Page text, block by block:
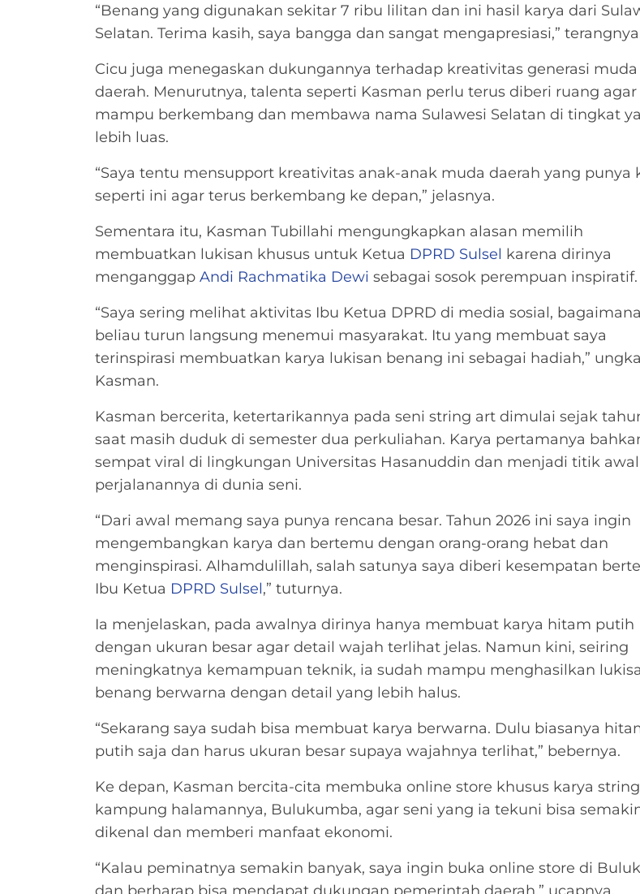
“Benang yang digunakan sekitar 7 ribu lilitan dan ini hasil karya dari
Selatan. Terima kasih, saya bangga dan sangat mengapresiasi,”
Cicu juga menegaskan dukungannya terhadap kreativitas generasi muda
daerah. Menurutnya, talenta seperti Kasman perlu terus diberi ruang agar
mampu berkembang dan membawa nama Sulawesi Selatan di tingkat
lebih luas.
“Saya tentu mensupport kreativitas anak-anak muda daerah yang punya
seperti ini agar terus berkembang ke depan,” jelasnya.
Sementara itu, Kasman Tubillahi mengungkapkan alasan memilih
membuatkan lukisan khusus untuk Ketua DPRD Sulsel karena dirinya
menganggap Andi Rachmatika Dewi sebagai sosok perempuan inspiratif.
“Saya sering melihat aktivitas Ibu Ketua DPRD di media sosial, bagaimana
beliau turun langsung menemui masyarakat. Itu yang membuat saya
terinspirasi membuatkan karya lukisan benang ini sebagai hadiah,”
Kasman.
Kasman bercerita, ketertarikannya pada seni string art dimulai sejak
saat masih duduk di semester dua perkuliahan. Karya pertamanya
sempat viral di lingkungan Universitas Hasanuddin dan menjadi titik awal
perjalanannya di dunia seni.
“Dari awal memang saya punya rencana besar. Tahun 2026 ini saya ingin
mengembangkan karya dan bertemu dengan orang-orang hebat dan
menginspirasi. Alhamdulillah, salah satunya saya diberi kesempatan
Ibu Ketua DPRD Sulsel,” tuturnya.
Ia menjelaskan, pada awalnya dirinya hanya membuat karya hitam putih
dengan ukuran besar agar detail wajah terlihat jelas. Namun kini, seiring
meningkatnya kemampuan teknik, ia sudah mampu menghasilkan
benang berwarna dengan detail yang lebih halus.
“Sekarang saya sudah bisa membuat karya berwarna. Dulu biasanya
putih saja dan harus ukuran besar supaya wajahnya terlihat,” bebernya.
Ke depan, Kasman bercita-cita membuka online store khusus karya
kampung halamannya, Bulukumba, agar seni yang ia tekuni bisa
dikenal dan memberi manfaat ekonomi.
“Kalau peminatnya semakin banyak, saya ingin buka online store di
dan berharap bisa mendapat dukungan pemerintah daerah,” ucapnya.